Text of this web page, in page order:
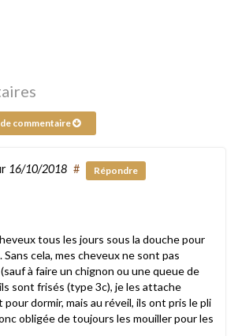
commentaire
16/10/2018 # Répondre
tous les jours sous la douche pour
cela, mes cheveux ne sont pas
à faire un chignon ou une queue de
sont frisés (type 3c), je les attache
dormir, mais au réveil, ils ont pris le pli
obligée de toujours les mouiller pour les